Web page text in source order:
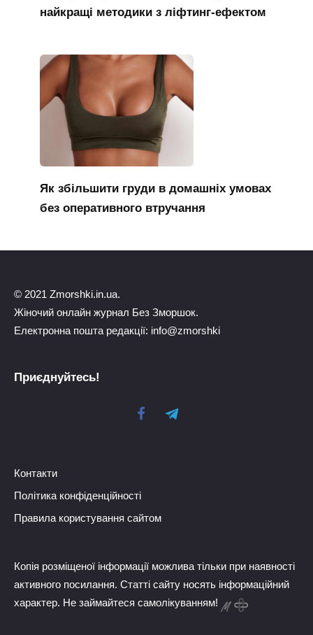
найкращі методики з ліфтинг-ефектом
Як збільшити груди в домашніх умовах
без оперативного втручання
© 2021 Zmorshki.in.ua.
Жіночий онлайн журнал Без Зморшок.
Електронна пошта редакції: info@zmorshki
Приєднуйтесь!
Контакти
Політика конфіденційності
Правила користування сайтом
Копія розміщеної інформації можлива тільки при наявності
активного посилання. Статті сайту носять інформаційний
характер. Не займайтеся самолікуванням!